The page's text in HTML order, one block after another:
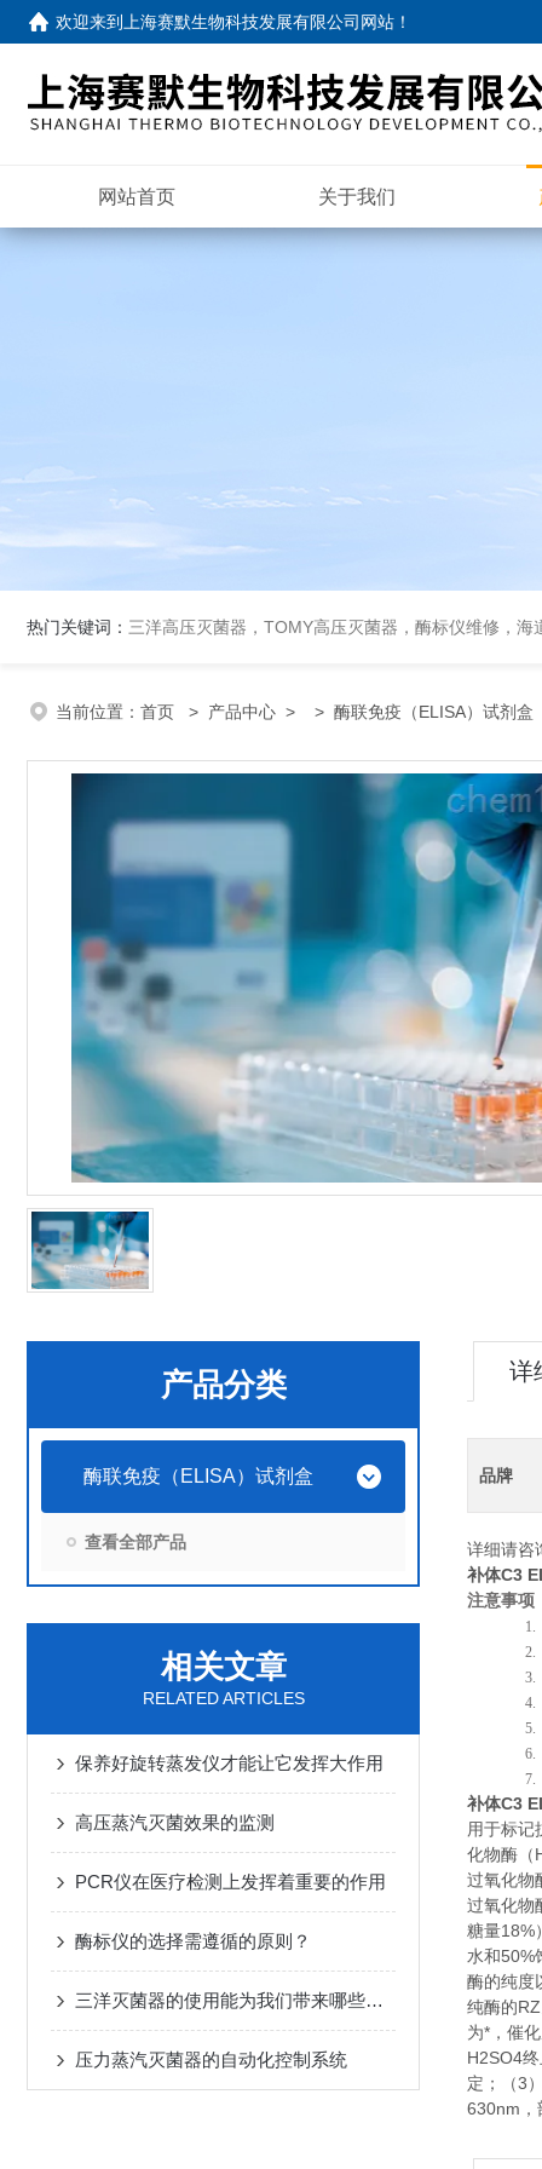
欢迎来到 上海赛默生物科技发展有限公司网站 ！
网站首页 关于我们
热门关键词： 三洋高压灭菌器，TOMY高压灭菌器，酶标仪维修，海
当前位置： 首页 > 产品中心 > > 酶联免疫（ELISA）试剂盒
产品分类
酶联免疫（ELISA）试剂盒
查看全部产品
相关文章
RELATED ARTICLES
保养好旋转蒸发仪才能让它发挥大作用
高压蒸汽灭菌效果的监测
PCR仪在医疗检测上发挥着重要的作用
酶标仪的选择需遵循的原则？
三洋灭菌器的使用能为我们带来哪些好处?
压力蒸汽灭菌器的自动化控制系统
详
品牌
详细请咨
补体C3
注意事项
补体C3
用于标记
化物酶（
过氧化物
过氧化物
糖量18%
水和50%
酶的纯度
纯酶的
为*，催
H2SO4
定；（3
630nm，